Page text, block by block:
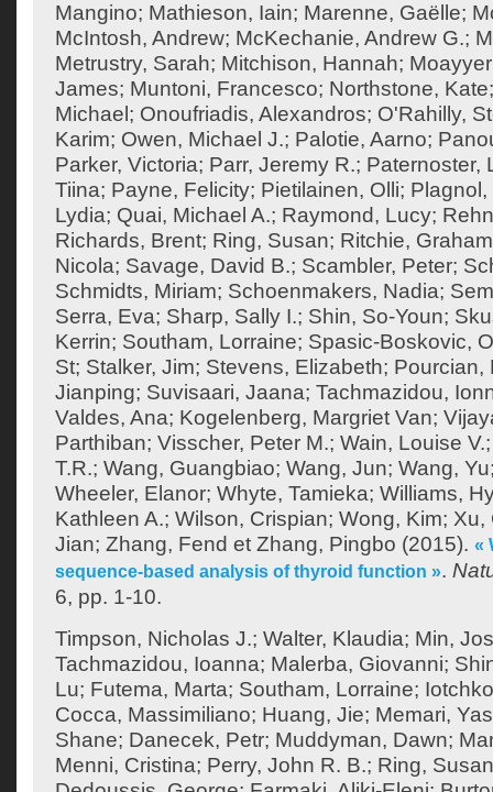
Mangino; Mathieson, Iain; Marenne, Gaëlle;
McIntosh, Andrew; McKechanie, Andrew G.;
Metrustry, Sarah; Mitchison, Hannah;
James; Muntoni, Francesco; Northstone, Kate
Michael ; Onoufriadis, Alexandros; O'Rahilly,
Karim; Owen, Michael J.; Palotie, Aarno;
Parker, Victoria; Parr, Jeremy R.; Paternoster,
Tiina; Payne, Felicity; Pietilainen, Olli;
Lydia; Quai, Michael A.; Raymond, Lucy;
Richards, Brent; Ring, Susan; Ritchie,
Nicola; Savage, David B.; Scambler, Peter;
Schmidts, Miriam; Schoenmakers, Nadia;
Serra, Eva; Sharp, Sally I.; Shin, So-Youn;
Kerrin; Southam, Lorraine; Spasic-Boskovic,
St; Stalker, Jim; Stevens, Elizabeth; Pourcian,
Jianping; Suvisaari, Jaana; Tachmazidou,
Valdes, Ana; Kogelenberg, Margriet Van;
Parthiban; Visscher, Peter M.; Wain, Louise V.
T.R.; Wang, Guangbiao; Wang, Jun; Wang, Yu
Wheeler, Elanor; Whyte, Tamieka; Williams,
Kathleen A.; Wilson, Crispian; Wong, Kim; Xu,
Jian; Zhang, Fend et Zhang, Pingbo (2015). «
sequence-based analysis of thyroid function ».
6, pp. 1-10.
Timpson, Nicholas J.; Walter, Klaudia; Min,
Tachmazidou, Ioanna; Malerba, Giovanni;
Lu; Futema, Marta; Southam, Lorraine;
Cocca, Massimiliano; Huang, Jie; Memari,
Shane; Danecek, Petr; Muddyman, Dawn;
Menni, Cristina; Perry, John R. B.; Ring,